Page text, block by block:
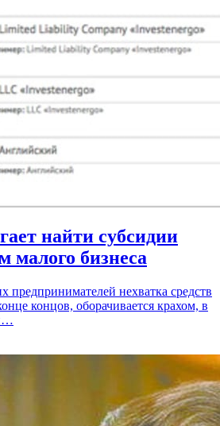
найти субсидии
малого бизнеса
нехватка средств
концов, оборачивается крахом, в